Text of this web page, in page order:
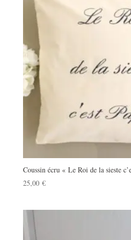
Coussin écru « Le Roi de la sieste
25,00 €